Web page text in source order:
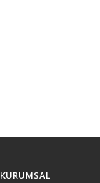
KURUMSAL